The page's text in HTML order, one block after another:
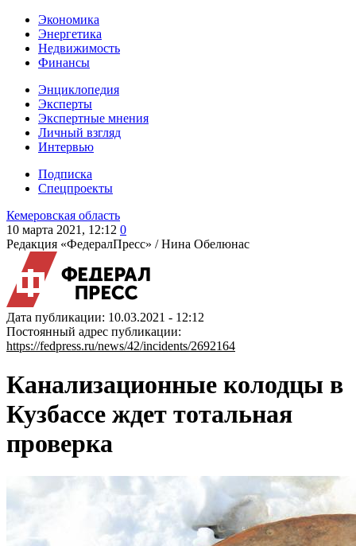
Экономика
Энергетика
Недвижимость
Финансы
Энциклопедия
Эксперты
Экспертные мнения
Личный взгляд
Интервью
Подписка
Спецпроекты
Кемеровская область
10 марта 2021, 12:12 0
Редакция «ФедералПресс» /Нина Обелюнас
Дата публикации: 10.03.2021 - 12:12
Постоянный адрес публикации:
https://fedpress.ru/news/42/incidents/2692164
Канализационные колодцы в
Кузбассе ждет тотальная
проверка